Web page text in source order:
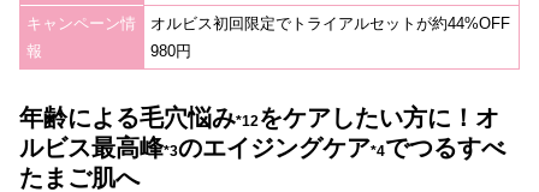
キャンペーン情
報
オルビス初回限定でトライアルセットが約44%OFF
980円
年齢による毛穴悩み*12をケアしたい方に！オ
ルビス最高峰*3のエイジングケア*4でつるすべ
たまご肌へ